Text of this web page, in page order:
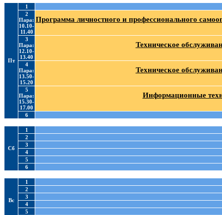
Пт
1
2
Пара:
10.10-
11.40
Программа личностного и профессионального
3
Пара:
12.10-
13.40
Техническое
4
Пара:
13.50-
15.20
Техническое
5
Пара:
15.30-
17.00
Информационные
6
Сб
1
2
3
4
5
6
Вс
1
2
3
4
5